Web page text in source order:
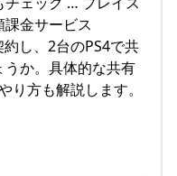
金サービス
約し、2台のPS4で共
か。具体的な共有
り方も解説します。